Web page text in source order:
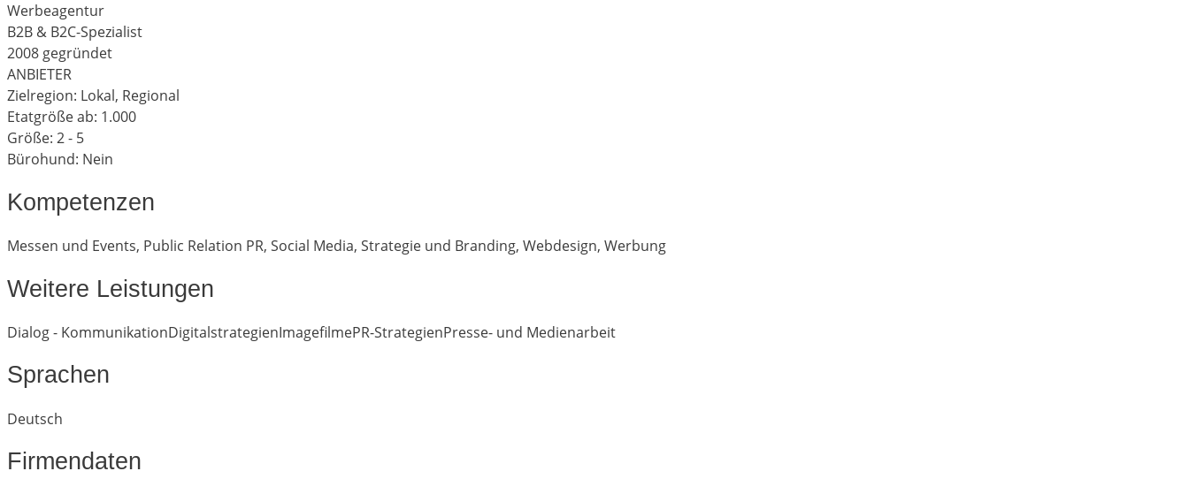
Werbeagentur
B2B & B2C-Spezialist
2008 gegründet
ANBIETER
Zielregion: Lokal, Regional
Etatgröße ab: 1.000
Größe: 2 - 5
Bürohund: Nein
Kompetenzen
Messen und Events, Public Relation PR, Social Media, Strategie und Branding, Webdesign, Werbung
Weitere Leistungen
Dialog - KommunikationDigitalstrategienImagefilmePR-StrategienPresse- und Medienarbeit
Sprachen
Deutsch
Firmendaten